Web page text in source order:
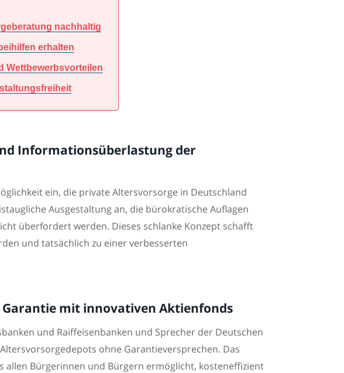
nachhaltig
erhalten
Wettbewerbsvorteilen
Informationsüberlastung der
ein, die private Altersvorsorge in Deutschland
Ausgestaltung an, die bürokratische Auflagen
überfordert werden. Dieses schlanke Konzept schafft
und tatsächlich zu einer verbesserten
mit innovativen Aktienfonds
und Raiffeisenbanken und Sprecher der Deutschen
ohne Garantieversprechen. Das
Bürgerinnen und Bürgern ermöglicht, kosteneffizient